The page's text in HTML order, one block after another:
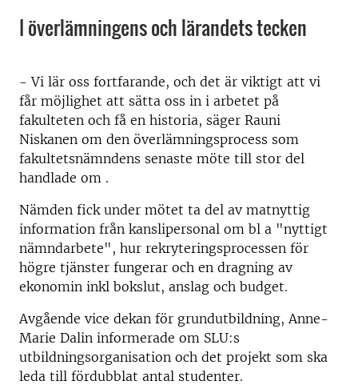
I överlämningens och lärandets tecken
- Vi lär oss fortfarande, och det är viktigt att vi
får möjlighet att sätta oss in i arbetet på
fakulteten och få en historia, säger Rauni
Niskanen om den överlämningsprocess som
fakultetsnämndens senaste möte till stor del
handlade om .
Nämden fick under mötet ta del av matnyttig
information från kanslipersonal om bl a "nyttigt
nämndarbete", hur rekryteringsprocessen för
högre tjänster fungerar och en dragning av
ekonomin inkl bokslut, anslag och budget.
Avgående vice dekan för grundutbildning, Anne-
Marie Dalin informerade om SLU:s
utbildningsorganisation och det projekt som ska
leda till fördubblat antal studenter.